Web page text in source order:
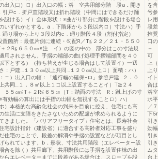
出入口）ロ）出入口の幅：浴 室共用部分階 段a．開き
引戸c．折戸直階段又は折れ階段（中間にはできるだけ踊
設ける）イ）全体形状：※曲がり部分に階段を設ける場合
いずれかとする。a．下階床から３段以内ロ）寸法ハ）手
踊り場から上り３段以内c．廻り階段４段（割付指定）
置箇所：最低片側に連続・勾配R／T≦２２／２１・５５０
２R≦６５０㎜※注 イ）の図の中の 部分はこの寸法規
用されません。手摺の端部の曲げ処理手摺端部間を４０
下とする）（持ち替えが生じる場合はして設置イ）一辺
：戸建…１３０㎝以上共同…１２０㎝以上ロ）面積：ハ）
ニ）出入口の幅：「通行幅の確保−ロ」参照戸建…２．０
共同…１．８㎡以上１コ以上設置することイ）T≧２４
５５㎝≦T＋２R≦６５㎝（T：踏面の寸法 R：蹴上げの寸
有効幅の算出には手摺の出幅を無視することロ）ハ）
）本格的な高齢化社会の到来を目前に控え、住宅にも高
生活に支障をきたさないための配慮が求められるように
きました。「バリアフリータイプ」住宅とは、長寿社会
宅設計指針（建設省）に適合する高齢者対応工事を盛り
住宅のことで、段差の解消や手摺の設置などが項目とし
られています。b．形状、寸法共用階段（エレベーター設
合を除く）共用廊下、共用階段には手摺を設置住棟の出
らエレベーターまでに段差がある場合は、スロープを設
を
号
レ
段
推
口
＋
可
上
上
イ
合
浴
水
／
下
引
効
引
引
ム
台